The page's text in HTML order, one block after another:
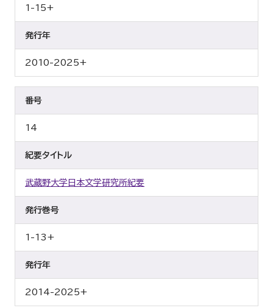
1-15+
発行年
2010-2025+
番号
14
紀要タイトル
武蔵野大学日本文学研究所紀要
発行巻号
1-13+
発行年
2014-2025+